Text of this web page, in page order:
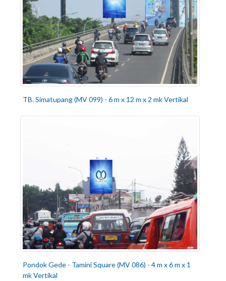
TB. Simatupang (MV 099) - 6 m x 12 m x 2 mk Vertikal
Pondok Gede - Tamini Square (MV 086) - 4 m x 6 m x 1
mk Vertikal